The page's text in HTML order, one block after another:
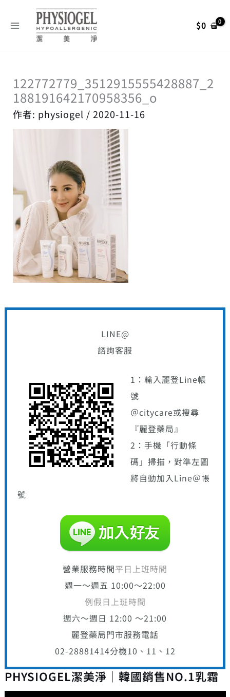
$0
122772779_3512915555428887_2
188191642170958356_o
作者: physiogel / 2020-11-16
LINE@
諮詢客服
1：輸入麗登Line帳
號
＠citycare或搜尋
『麗登藥局』
2：手機「行動條
碼」掃描，對準左圖
將自動加入Line＠帳
號
營業服務時間平日上班時間
週一～週五 10:00～22:00
例假日上班時間
週六～週日 12:00 ～21:00
麗登藥局門市服務電話
02-28881414分機10、11、12
PHYSIOGEL潔美淨｜韓國銷售NO.1乳霜
尋